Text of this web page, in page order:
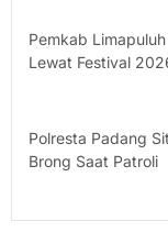
Pemkab
Lewat Festival
Polresta Padang
Brong Saat Patroli